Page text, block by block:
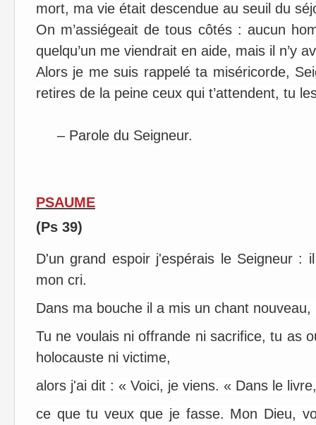
mort, ma vie était descendue au seuil du
On m’assiégeait de tous côtés : aucun
quelqu’un me viendrait en aide, mais il n’y
Alors je me suis rappelé ta miséricorde,
retires de la peine ceux qui t’attendent, tu
– Parole du Seigneur.
PSAUME
(Ps 39)
D'un grand espoir j'espérais le Seigneur :
mon cri.
Dans ma bouche il a mis un chant
Tu ne voulais ni offrande ni sacrifice, tu as
holocauste ni victime,
alors j'ai dit : « Voici, je viens. « Dans le
ce que tu veux que je fasse. Mon Dieu,